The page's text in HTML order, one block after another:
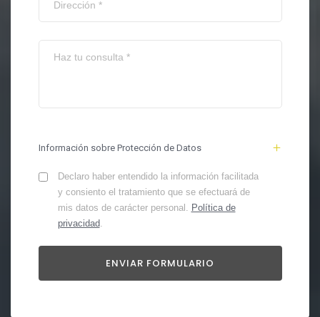
Información sobre Protección de Datos
Declaro haber entendido la información facilitada
y consiento el tratamiento que se efectuará de
mis datos de carácter personal. Política de
privacidad.